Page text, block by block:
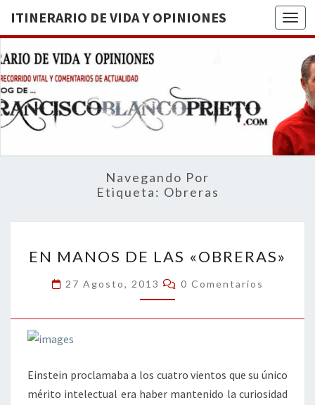
ITINERARIO DE VIDA Y OPINIONES
DE
BREVE
RECORRIDO
VITAL Y
ACTUALIDAD
Navegando Por
Etiqueta: Obreras
MANOS
DE
LAS
«OBRERAS»
EN MANOS DE LAS «OBRERAS»
27 Agosto, 2013 Comentarios
0 Comentarios
Einstein proclamaba a los cuatro vientos que su único
mérito intelectual era haber mantenido la curiosidad